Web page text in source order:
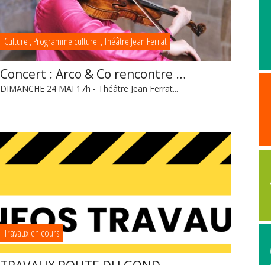
Culture ,Programme culturel ,Théâtre Jean Ferrat
Concert : Arco & Co rencontre …
DIMANCHE 24 MAI 17h - Théâtre Jean Ferrat...
Travaux en cours